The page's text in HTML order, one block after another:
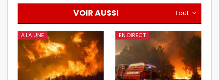
Tout
VOIR AUSSI
A LA UNE EN DIRECT